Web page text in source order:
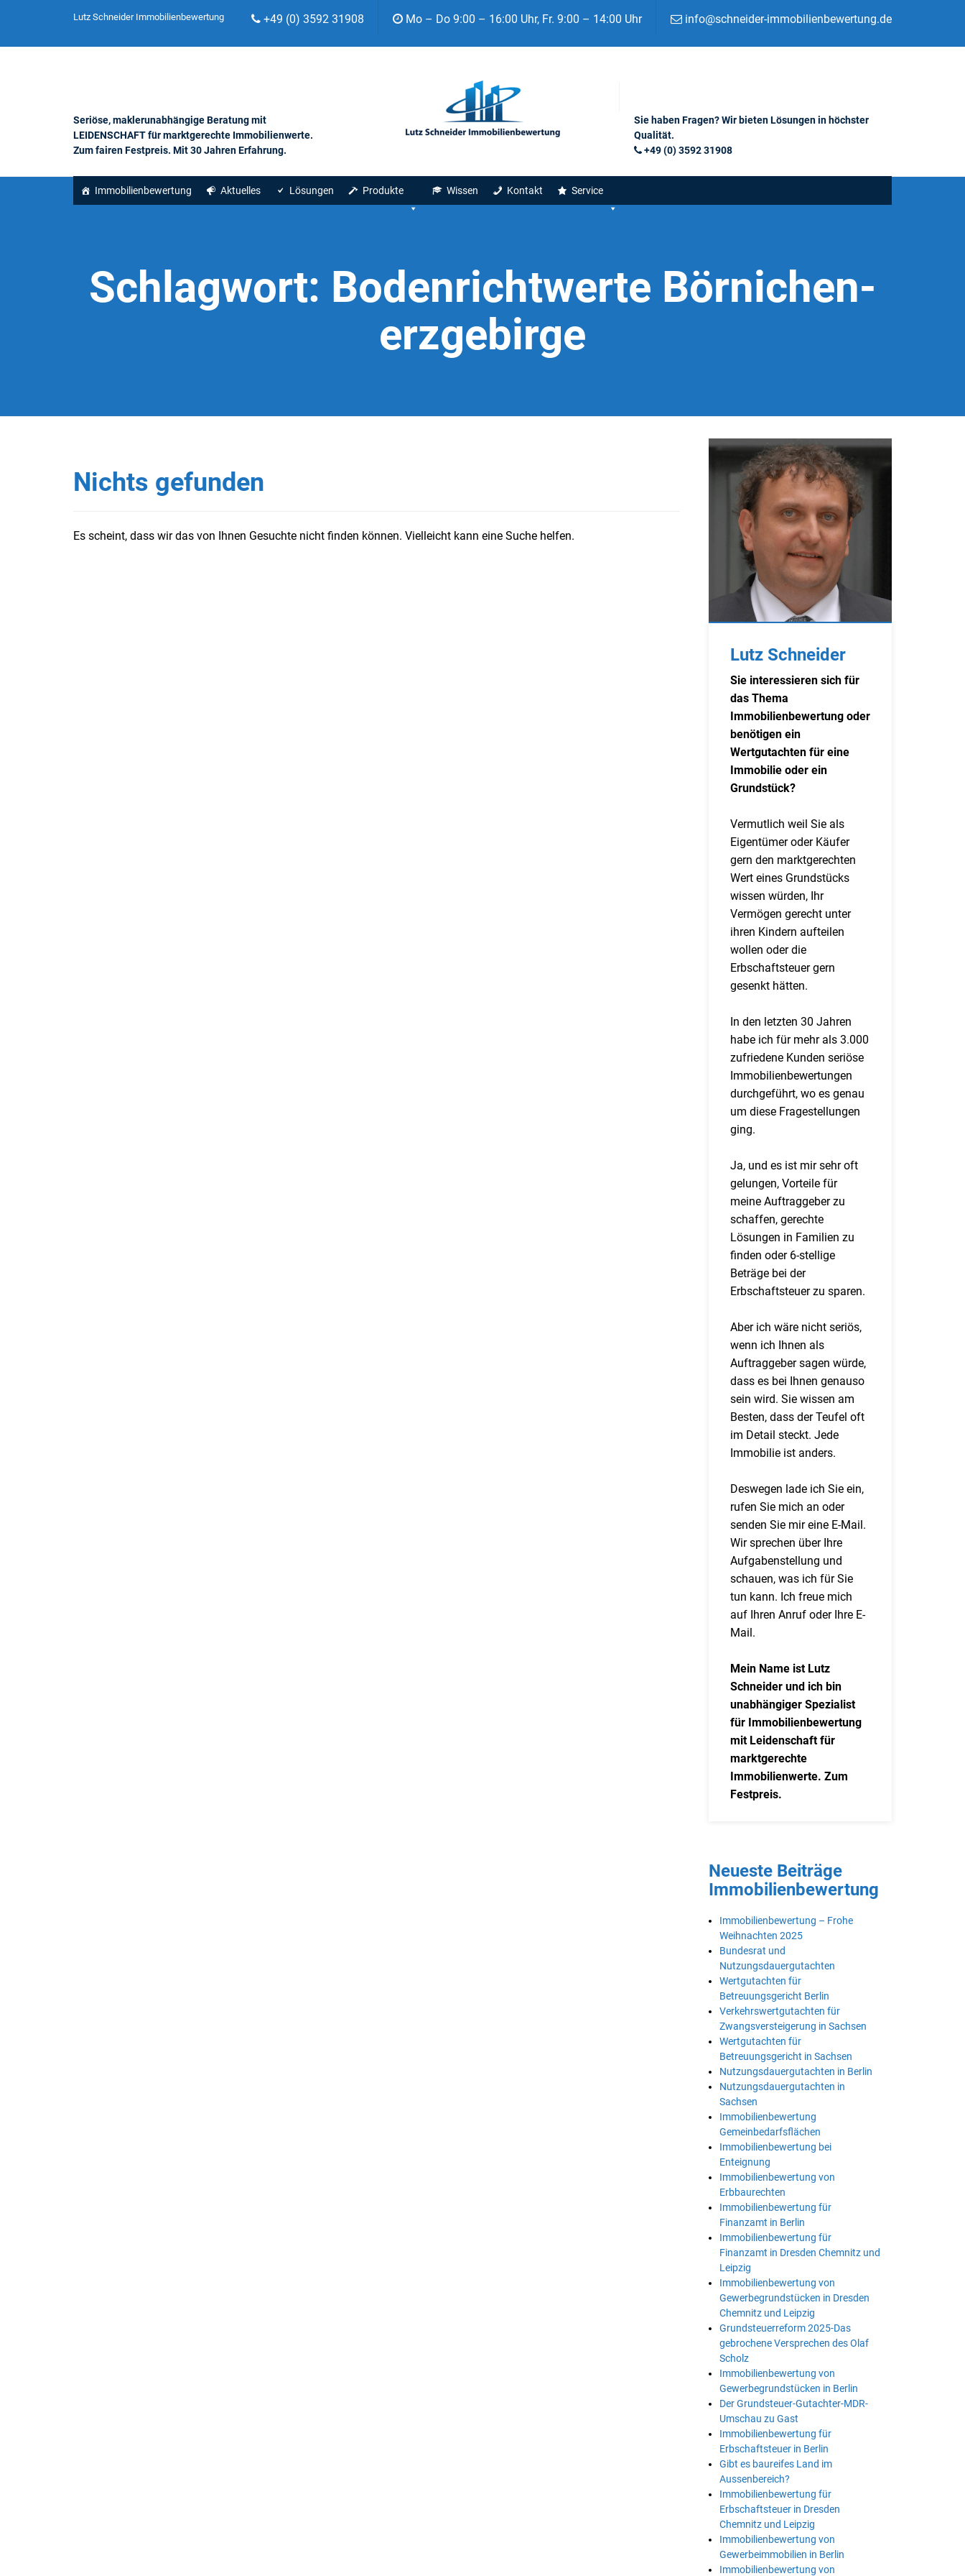
Lutz Schneider Immobilienbewertung +49 (0) 3592 31908 Mo – Do 9:00 – 16:00 Uhr, Fr. 9:00 – 14:00 Uhr info@schneider-immobilienbewertung.de
Seriöse, maklerunabhängige Beratung mit
LEIDENSCHAFT für marktgerechte Immobilienwerte.
Zum fairen Festpreis. Mit 30 Jahren Erfahrung.
Sie haben Fragen? Wir bieten Lösungen in höchster
Qualität.
+49 (0) 3592 31908
Immobilienbewertung Aktuelles Lösungen Produkte Wissen Kontakt Service
Schlagwort: Bodenrichtwerte Börnichen-
erzgebirge
Nichts gefunden
Es scheint, dass wir das von Ihnen Gesuchte nicht finden können. Vielleicht kann eine Suche helfen.
Lutz Schneider
Sie interessieren sich für
das Thema
Immobilienbewertung oder
benötigen ein
Wertgutachten für eine
Immobilie oder ein
Grundstück?
Vermutlich weil Sie als
Eigentümer oder Käufer
gern den marktgerechten
Wert eines Grundstücks
wissen würden, Ihr
Vermögen gerecht unter
ihren Kindern aufteilen
wollen oder die
Erbschaftsteuer gern
gesenkt hätten.
In den letzten 30 Jahren
habe ich für mehr als 3.000
zufriedene Kunden seriöse
Immobilienbewertungen
durchgeführt, wo es genau
um diese Fragestellungen
ging.
Ja, und es ist mir sehr oft
gelungen, Vorteile für
meine Auftraggeber zu
schaffen, gerechte
Lösungen in Familien zu
finden oder 6-stellige
Beträge bei der
Erbschaftsteuer zu sparen.
Aber ich wäre nicht seriös,
wenn ich Ihnen als
Auftraggeber sagen würde,
dass es bei Ihnen genauso
sein wird. Sie wissen am
Besten, dass der Teufel oft
im Detail steckt. Jede
Immobilie ist anders.
Deswegen lade ich Sie ein,
rufen Sie mich an oder
senden Sie mir eine E-Mail.
Wir sprechen über Ihre
Aufgabenstellung und
schauen, was ich für Sie
tun kann. Ich freue mich
auf Ihren Anruf oder Ihre E-
Mail.
Mein Name ist Lutz
Schneider und ich bin
unabhängiger Spezialist
für Immobilienbewertung
mit Leidenschaft für
marktgerechte
Immobilienwerte. Zum
Festpreis.
Neueste Beiträge
Immobilienbewertung
Immobilienbewertung – Frohe
Weihnachten 2025
Bundesrat und
Nutzungsdauergutachten
Wertgutachten für
Betreuungsgericht Berlin
Verkehrswertgutachten für
Zwangsversteigerung in Sachsen
Wertgutachten für
Betreuungsgericht in Sachsen
Nutzungsdauergutachten in Berlin
Nutzungsdauergutachten in
Sachsen
Immobilienbewertung
Gemeinbedarfsflächen
Immobilienbewertung bei
Enteignung
Immobilienbewertung von
Erbbaurechten
Immobilienbewertung für
Finanzamt in Berlin
Immobilienbewertung für
Finanzamt in Dresden Chemnitz und
Leipzig
Immobilienbewertung von
Gewerbegrundstücken in Dresden
Chemnitz und Leipzig
Grundsteuerreform 2025-Das
gebrochene Versprechen des Olaf
Scholz
Immobilienbewertung von
Gewerbegrundstücken in Berlin
Der Grundsteuer-Gutachter-MDR-
Umschau zu Gast
Immobilienbewertung für
Erbschaftsteuer in Berlin
Gibt es baureifes Land im
Aussenbereich?
Immobilienbewertung für
Erbschaftsteuer in Dresden
Chemnitz und Leipzig
Immobilienbewertung von
Gewerbeimmobilien in Berlin
Immobilienbewertung von